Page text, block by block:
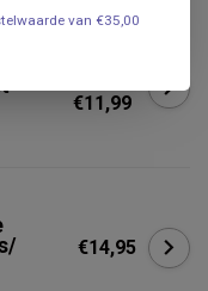
-
€11,99
€14,95
van €35,00